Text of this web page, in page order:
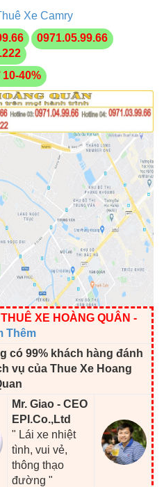
Xe Camry
0971.05.99.66
40%
XE HOÀNG QUÂN -
Thêm
có 99% khách hàng đánh
vụ của Thue Xe Hoang
Mr. Giao - CEO
EPI.Co.,Ltd
" Lái xe nhiệt
tình, vui vẻ,
thông thạo
đường "